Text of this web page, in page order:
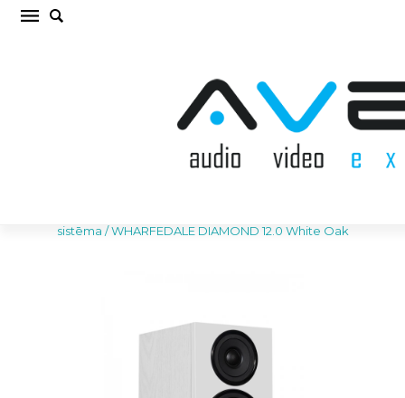
WHARFEDALE DIAMOND 12.0 White Oak
sistēma /WHARFEDALE DIAMOND 12.0 White Oak